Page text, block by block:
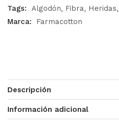
Tags:
Algodón Fibra Heridas
Marca:
Farmacotton
Descripción
Información adicional